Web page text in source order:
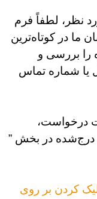
لطفاً فرم
در کوتاه‌ترین
بررسی و
شماره تماس
در بخش ”
کردن بر روی